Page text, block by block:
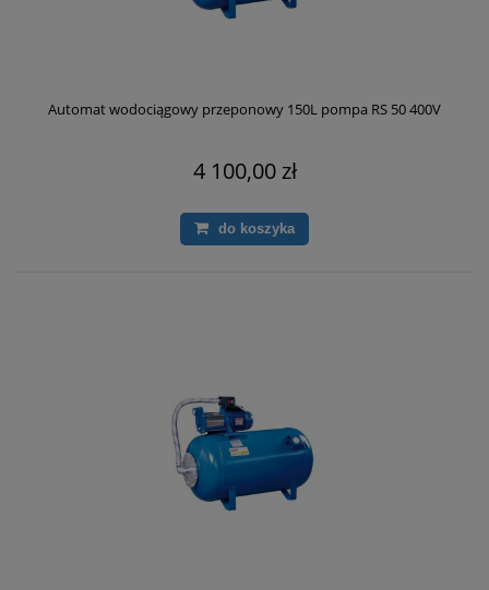
Automat wodociągowy przeponowy 150L pompa RS 50 400V
4 100,00 zł
do koszyka